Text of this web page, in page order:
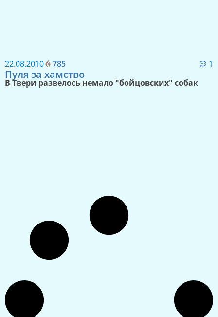
22.08.2010 785 1
Пуля за хамство
В Твери развелось немало "бойцовских" собак